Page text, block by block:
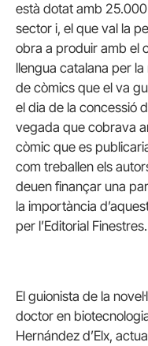
està dotat amb
sector i, el que val la
obra a produir amb el
llengua catalana per
de còmics que el va
el dia de la concessió
vegada que cobrava
còmic que es
com treballen els
deuen finançar una
la importància
per l’Editorial Finestres.
El guionista de la
doctor en
Hernández d’Elx,